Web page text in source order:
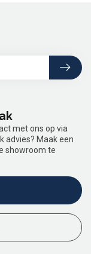
met ons op via
advies? Maak een
showroom te